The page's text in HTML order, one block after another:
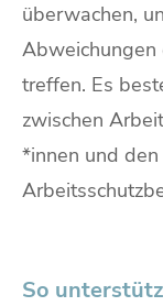
überwachen,
Abweichungen
treffen. Es
zwischen
*innen und
So